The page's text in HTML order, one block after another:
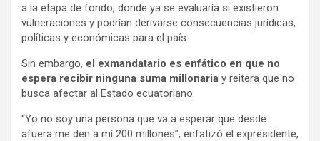
a la etapa de fondo, donde ya se evaluaría si existieron
vulneraciones y podrían derivarse consecuencias jurídicas,
políticas y económicas para el país.
Sin embargo, el exmandatario es enfático en que no
espera recibir ninguna suma millonaria y reitera que no
busca afectar al Estado ecuatoriano.
“Yo no soy una persona que va a esperar que desde
afuera me den a mí 200 millones”, enfatizó el expresidente,